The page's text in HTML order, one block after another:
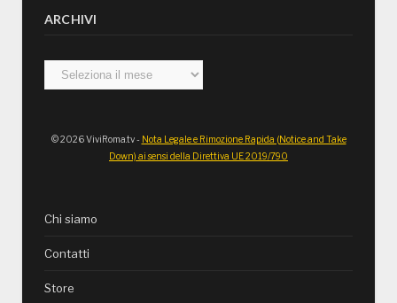
ARCHIVI
Archivi
© 2026 ViviRoma.tv - Nota Legale e Rimozione Rapida (Notice and Take
Down) ai sensi della Direttiva UE 2019/790
Chi siamo
Contatti
Store